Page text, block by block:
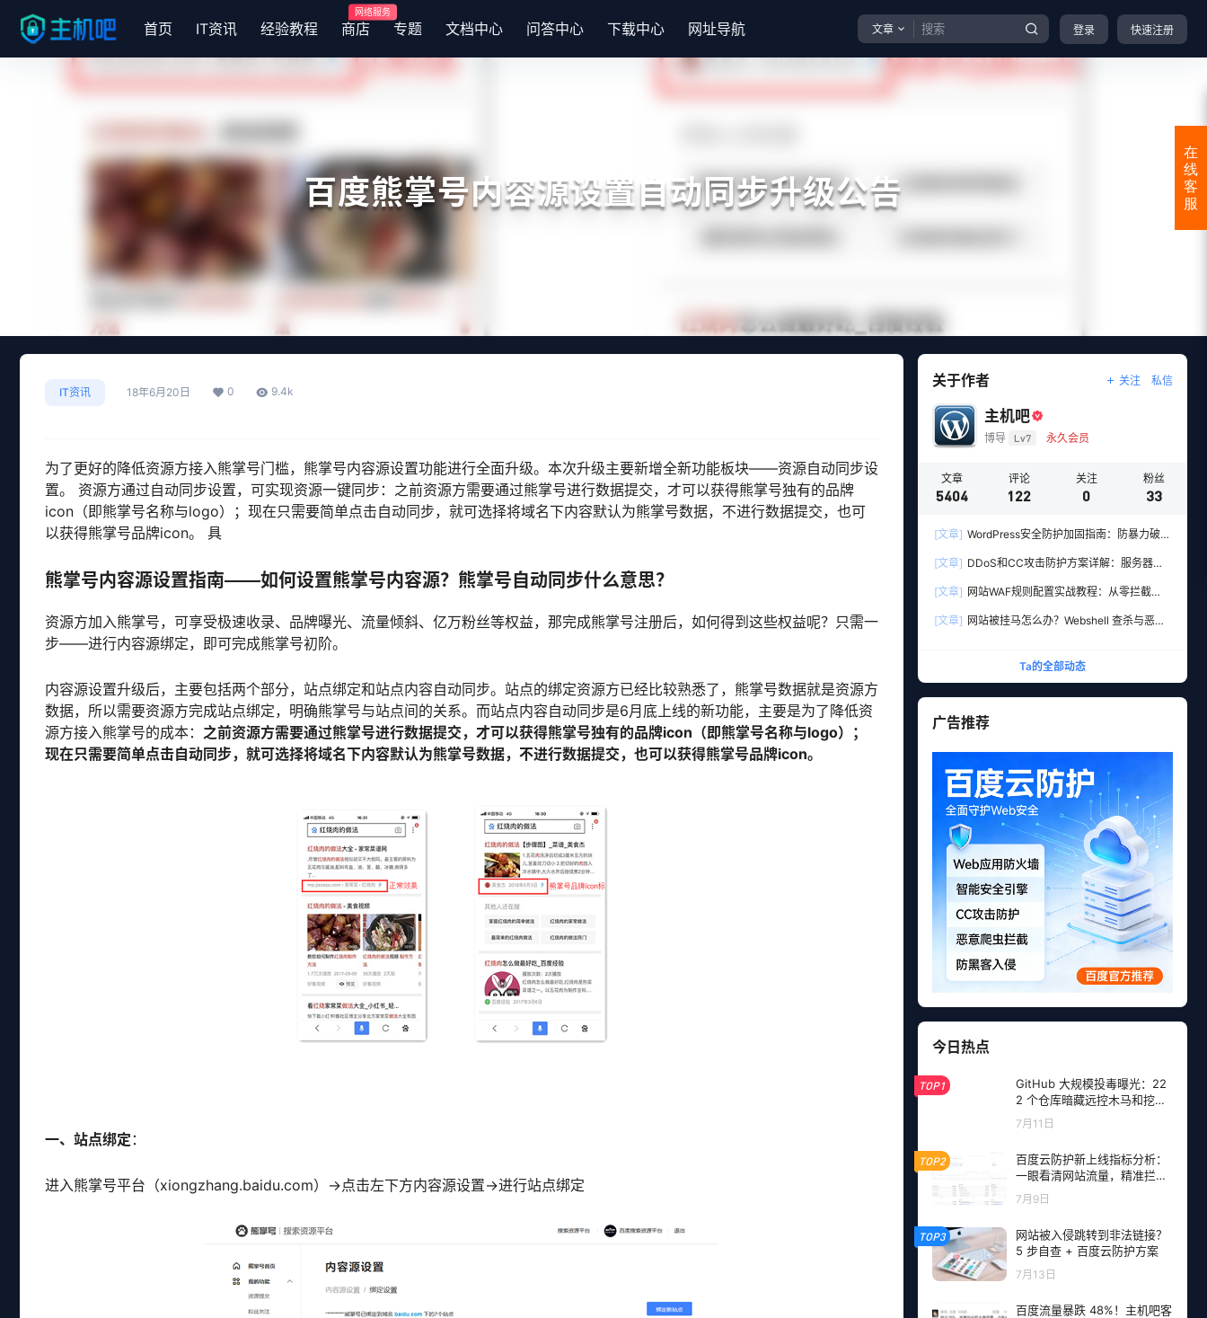
首页 IT资讯 经验教程 商店
网络服务
专题 文档中心 问答中心 下载中心 网址导航 文章 登录 快速注册
百度熊掌号内容源设置自动同步升级公告
IT资讯 18年6月20日 0 9.4k
为了更好的降低资源方接入熊掌号门槛，熊掌号内容源设置功能进行全面升级。本次升级主要新增全新功能板块——资源自动同步设
置。 资源方通过自动同步设置，可实现资源一键同步：之前资源方需要通过熊掌号进行数据提交，才可以获得熊掌号独有的品牌
icon（即熊掌号名称与logo）；现在只需要简单点击自动同步，就可选择将域名下内容默认为熊掌号数据，不进行数据提交，也可
以获得熊掌号品牌icon。 具
熊掌号内容源设置指南——如何设置熊掌号内容源？熊掌号自动同步什么意思？
资源方加入熊掌号，可享受极速收录、品牌曝光、流量倾斜、亿万粉丝等权益，那完成熊掌号注册后，如何得到这些权益呢？只需一
步——进行内容源绑定，即可完成熊掌号初阶。
内容源设置升级后，主要包括两个部分，站点绑定和站点内容自动同步。站点的绑定资源方已经比较熟悉了，熊掌号数据就是资源方
数据，所以需要资源方完成站点绑定，明确熊掌号与站点间的关系。而站点内容自动同步是6月底上线的新功能，主要是为了降低资
源方接入熊掌号的成本： 之前资源方需要通过熊掌号进行数据提交，才可以获得熊掌号独有的品牌icon（即熊掌号名称与logo）；
现在只需要简单点击自动同步，就可选择将域名下内容默认为熊掌号数据，不进行数据提交，也可以获得熊掌号品牌icon。
一、站点绑定 ：
进入熊掌号平台（xiongzhang.baidu.com）→点击左下方内容源设置→进行站点绑定
关于作者 关注 私信
主机吧
博导 Lv7 永久会员
文章
5404
评论
122
关注
0
粉丝
33
[文章] WordPress安全防护加固指南：防暴力破解
[文章] DDoS和CC攻击防护方案详解：服务器加
[文章] 网站WAF规则配置实战教程：从零拦截
[文章] 网站被挂马怎么办？Webshell 查杀与恶意
Ta的全部动态
广告推荐
今日热点
TOP1
GitHub 大规模投毒曝光：22
2 个仓库暗藏远控木马和挖矿
程序，开发者成目标
7月11日
TOP2
百度云防护新上线指标分析：
一眼看清网站流量，精准拦截
恶意请求
7月9日
TOP3
网站被入侵跳转到非法链接？
5 步自查 + 百度云防护方案
7月13日
百度流量暴跌 48%！主机吧客
在
线
客
服